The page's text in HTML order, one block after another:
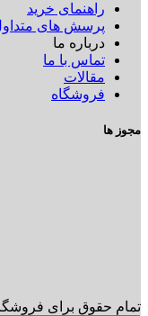
راهنمای خرید
پرسش های
درباره ما
تماس با ما
مقالات
فروشگاه
مجوز ها
تمام حقوق برای